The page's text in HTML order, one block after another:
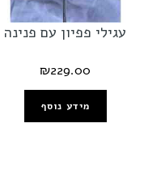
עגילי פפיון עם פנינה
₪229.00
מידע נוסף